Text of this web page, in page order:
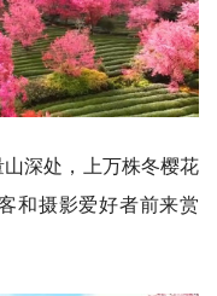
深处，上万株冬樱花
和摄影爱好者前来赏